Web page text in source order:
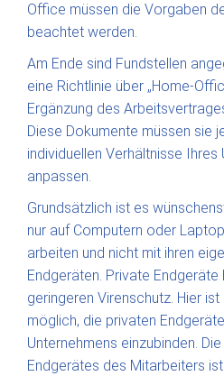
Office müssen die Vorgaben
beachtet werden.
Am Ende sind Fundstellen
eine Richtlinie über „Home-
Ergänzung des
Diese Dokumente müssen sie
individuellen Verhältnisse Ihres
anpassen.
Grundsätzlich ist es
nur auf Computern oder
arbeiten und nicht mit ihren
Endgeräten. Private
geringeren Virenschutz. Hier
möglich, die privaten
Unternehmens einzubinden.
Endgerätes des Mitarbeiters